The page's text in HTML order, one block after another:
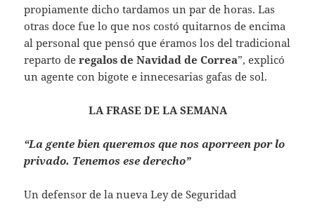
propiamente dicho tardamos un par de horas. Las
otras doce fue lo que nos costó quitarnos de encima
al personal que pensó que éramos los del tradicional
reparto deregalos de Navidad de Correa”, explicó
un agente con bigote e innecesarias gafas de sol.
LA FRASE DE LA SEMANA
“La gente bien queremos que nos aporreen por lo
privado. Tenemos ese derecho”
Un defensor de la nueva Ley de Seguridad